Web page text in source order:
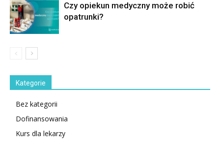
Czy opiekun medyczny może robić
opatrunki?
Kategorie
Bez kategorii
Dofinansowania
Kurs dla lekarzy